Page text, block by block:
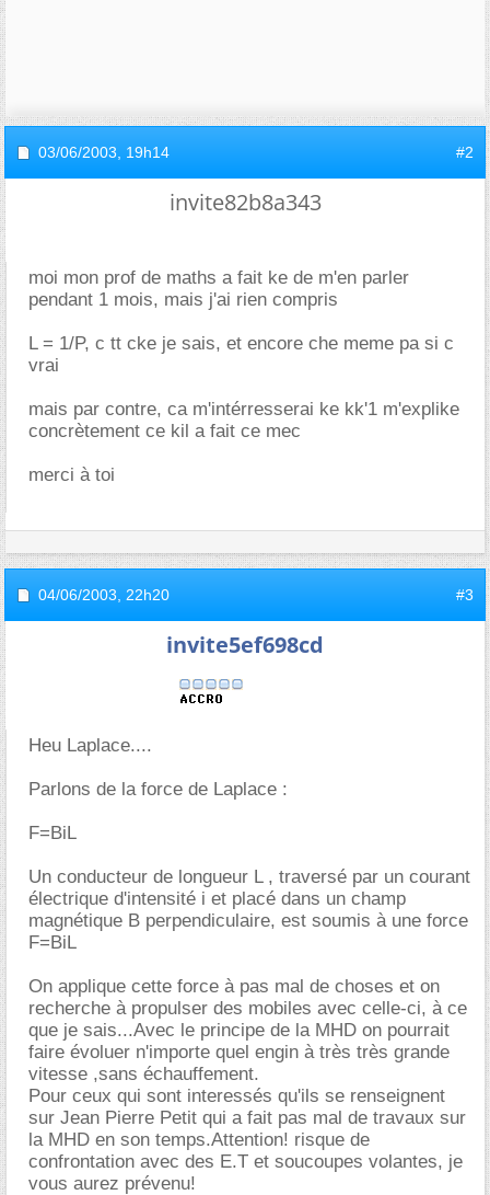
03/06/2003, 19h14 #2
invite82b8a343
moi mon prof de maths a fait ke de m'en parler
pendant 1 mois, mais j'ai rien compris
L = 1/P, c tt cke je sais, et encore che meme pa si c
vrai
mais par contre, ca m'intérresserai ke kk'1 m'explike
concrètement ce kil a fait ce mec
merci à toi
04/06/2003, 22h20 #3
invite5ef698cd
Heu Laplace....
Parlons de la force de Laplace :
F=BiL
Un conducteur de longueur L , traversé par un courant
électrique d'intensité i et placé dans un champ
magnétique B perpendiculaire, est soumis à une force
F=BiL
On applique cette force à pas mal de choses et on
recherche à propulser des mobiles avec celle-ci, à ce
que je sais...Avec le principe de la MHD on pourrait
faire évoluer n'importe quel engin à très très grande
vitesse ,sans échauffement.
Pour ceux qui sont interessés qu'ils se renseignent
sur Jean Pierre Petit qui a fait pas mal de travaux sur
la MHD en son temps.Attention! risque de
confrontation avec des E.T et soucoupes volantes, je
vous aurez prévenu!